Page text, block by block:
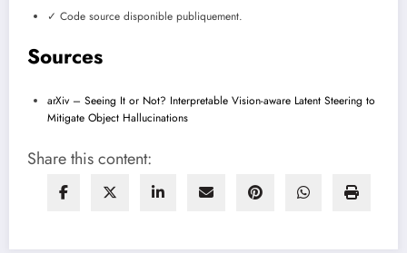
✓ Code source disponible publiquement.
Sources
arXiv – Seeing It or Not? Interpretable Vision-aware Latent Steering to
Mitigate Object Hallucinations
Share this content: